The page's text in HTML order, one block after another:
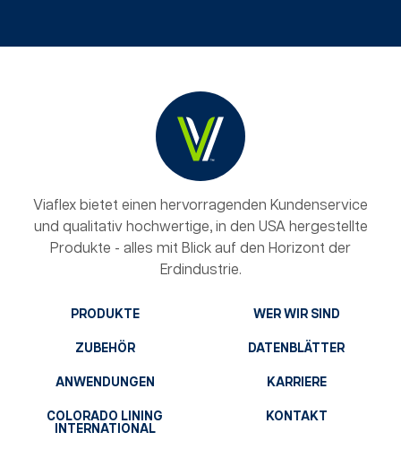
Viaflex bietet einen hervorragenden Kundenservice
und qualitativ hochwertige, in den USA hergestellte
Produkte - alles mit Blick auf den Horizont der
Erdindustrie.
PRODUKTE
ZUBEHÖR
ANWENDUNGEN
COLORADO LINING
INTERNATIONAL
WER WIR SIND
DATENBLÄTTER
KARRIERE
KONTAKT